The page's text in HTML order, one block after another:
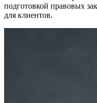
подготовкой правовых
для клиентов.